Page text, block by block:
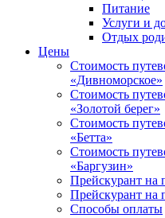
Питание
Услуги и
Отдых
Цены
Стоимость
«Дивноморское»
Стоимость
«Золотой берег»
Стоимость
«Бетта»
Стоимость
«Баргузин»
Прейскурант на
Прейскурант на
Способы оплаты